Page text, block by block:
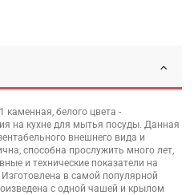
каменная, белого цвета -
на кухне для мытья посуды. Данная
внешнего вида и
способна прослужить много лет,
и технические показатели на
в самой популярной
с одной чашей и крылом